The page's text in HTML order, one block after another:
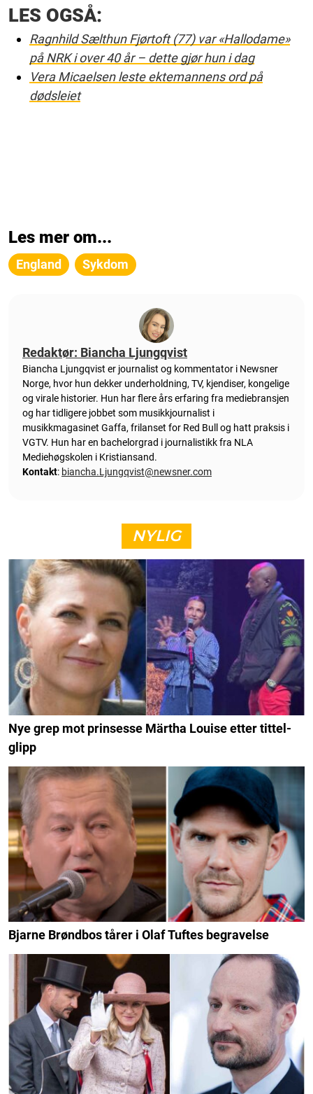
LES OGSÅ:
Ragnhild Sælthun Fjørtoft (77) var «Hallodame»
på NRK i over 40 år – dette gjør hun i dag
Vera Micaelsen leste ektemannens ord på
dødsleiet
Les mer om...
England Sykdom
Redaktør: Biancha Ljungqvist
Biancha Ljungqvist er journalist og kommentator i Newsner
Norge, hvor hun dekker underholdning, TV, kjendiser, kongelige
og virale historier. Hun har flere års erfaring fra mediebransjen
og har tidligere jobbet som musikkjournalist i
musikkmagasinet Gaffa, frilanset for Red Bull og hatt praksis i
VGTV. Hun har en bachelorgrad i journalistikk fra NLA
Mediehøgskolen i Kristiansand.
Kontakt: biancha.Ljungqvist@newsner.com
NYLIG
Nye grep mot prinsesse Märtha Louise etter tittel-
glipp
Bjarne Brøndbos tårer i Olaf Tuftes begravelse